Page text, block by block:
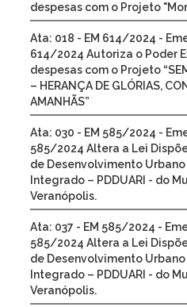
despesas com o Projeto
Ata: 018 - EM 614/2024 -
614/2024 Autoriza o Poder
despesas com o Projeto
– HERANÇA DE GLÓRIAS,
AMANHÃS”
Ata: 030 - EM 585/2024 -
585/2024 Altera a Lei
de Desenvolvimento
Integrado – PDDUARI - do
Veranópolis.
Ata: 037 - EM 585/2024 -
585/2024 Altera a Lei
de Desenvolvimento
Integrado – PDDUARI - do
Veranópolis.